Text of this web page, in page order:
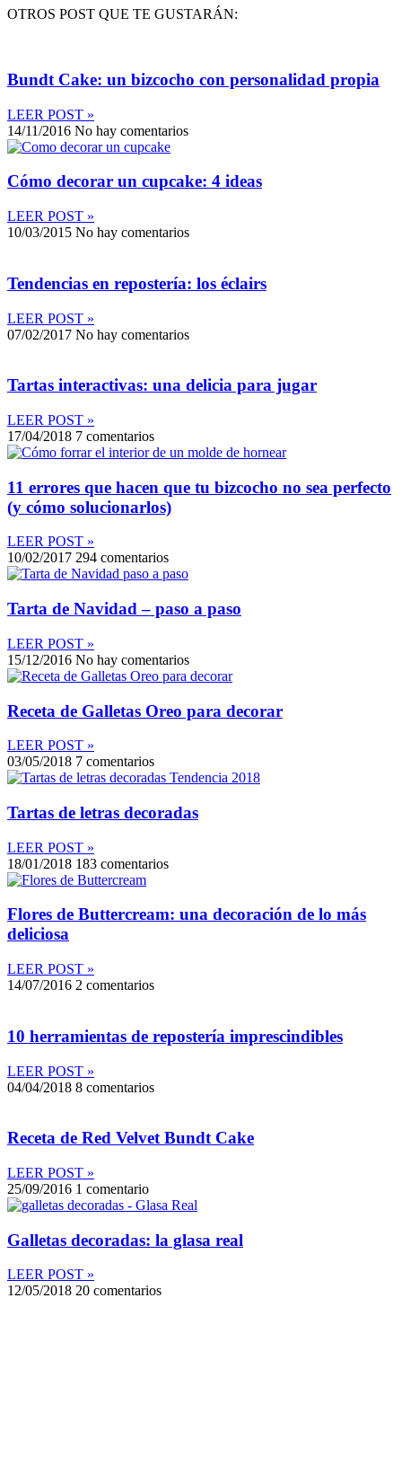
OTROS POST QUE TE GUSTARÁN:
Bundt Cake: un bizcocho con personalidad propia
LEER POST »
14/11/2016 No hay comentarios
Cómo decorar un cupcake: 4 ideas
LEER POST »
10/03/2015 No hay comentarios
Tendencias en repostería: los éclairs
LEER POST »
07/02/2017 No hay comentarios
Tartas interactivas: una delicia para jugar
LEER POST »
17/04/2018 7 comentarios
11 errores que hacen que tu bizcocho no sea perfecto
(y cómo solucionarlos)
LEER POST »
10/02/2017 294 comentarios
Tarta de Navidad – paso a paso
LEER POST »
15/12/2016 No hay comentarios
Receta de Galletas Oreo para decorar
LEER POST »
03/05/2018 7 comentarios
Tartas de letras decoradas
LEER POST »
18/01/2018 183 comentarios
Flores de Buttercream: una decoración de lo más
deliciosa
LEER POST »
14/07/2016 2 comentarios
10 herramientas de repostería imprescindibles
LEER POST »
04/04/2018 8 comentarios
Receta de Red Velvet Bundt Cake
LEER POST »
25/09/2016 1 comentario
Galletas decoradas: la glasa real
LEER POST »
12/05/2018 20 comentarios